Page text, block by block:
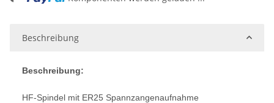
Beschreibung
Beschreibung:
HF-Spindel mit ER25 Spannzangenaufnahme